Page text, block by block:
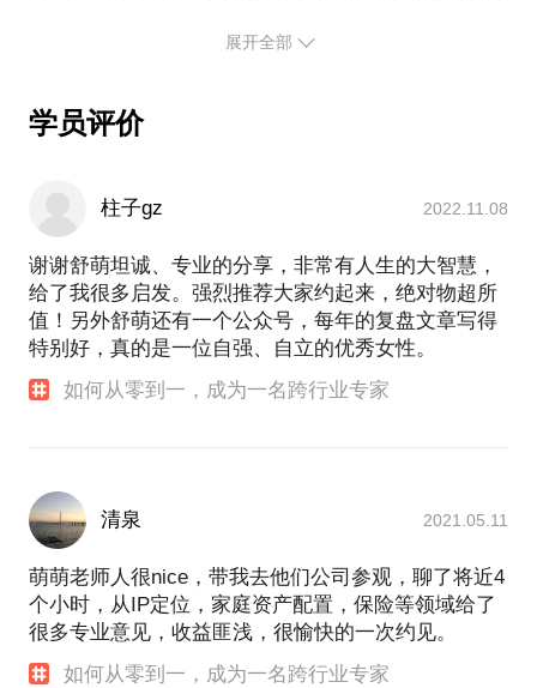
合理消费，玩转现金流和信用卡
完善基础保障配置，堵住你最大的财富漏洞
3-5年规划，玩转金融工具，（深圳）买房不是梦
打通收入渠道，收入不再只靠工资
一堂课的时间，我将与你深度高效交流：
1.90后的理财知识体系到底该如何搭建；
2.3个理财公式，揭示高效 初级理财+中级理财+高级
理财 的方式；
3.有别于老一辈的理财方法和对生活的规划，90后的
5.90后如何高效理财：玩得好，赚得多，理得好。
萌萌老师会把第一手的实战经验教给你，在刚起步的
阶段就让你找到一个正确的风口，梳理正确的理财道
路。通过时间的积累，成为同龄人中的佼佼者，过上
盾与其说是由钱引发的，不如说是缺乏对于未来的预
的收入支出，现在的财务状况，计算出未来的缺口。
通过与家庭成员一次次的沟通，为TA们制作出了详细
的财务规划，来实现未来的需求。理财规划师与客户
的关系是一辈子的，而不是一时的，见证着对方的、
彼此的成长。 我相信通过正确的、尽早的理财，工薪
家庭孩子的留学费用可以不用那么紧张，也不会太影
目标，不会失去奋斗的方向。因为理财不是一个单一
生的规划。同时在结合自己的职业发展后，我做出了
巨大的职业转变，由一名老师跨界转型为理财规划
对金融知识了有了更深的认识，大量现实案例的接
触，让我融汇贯通。我用我的的专业理财知帮助你走
进理财、学习理财，让金钱为我们的梦想做支撑。我
始终坚信理财梳理的是自己的一生，有规划的人生一
展开全部
学员评价
柱子gz 2022.11.08
谢谢舒萌坦诚、专业的分享，非常有人生的大智慧，
给了我很多启发。强烈推荐大家约起来，绝对物超所
值！另外舒萌还有一个公众号，每年的复盘文章写得
特别好，真的是一位自强、自立的优秀女性。
如何从零到一，成为一名跨行业专家
清泉 2021.05.11
萌萌老师人很nice，带我去他们公司参观，聊了将近4
个小时，从IP定位，家庭资产配置，保险等领域给了
很多专业意见，收益匪浅，很愉快的一次约见。
如何从零到一，成为一名跨行业专家